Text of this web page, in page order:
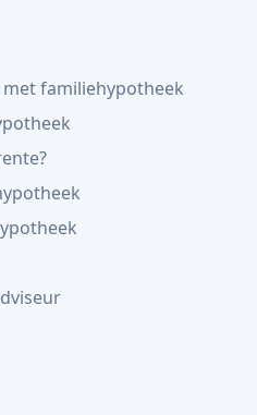
familiehypotheek